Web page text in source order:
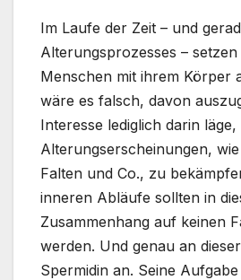
Im Laufe der Zeit – und
Alterungsprozesses – setzen
Menschen mit ihrem Körper
wäre es falsch, davon
Interesse lediglich darin
Alterungserscheinungen,
Falten und Co., zu
inneren Abläufe sollten in
Zusammenhang auf keinen
werden. Und genau an
Spermidin an. Seine Aufgabe